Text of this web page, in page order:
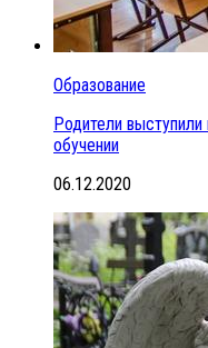
Образование
Родители
обучении
06.12.2020